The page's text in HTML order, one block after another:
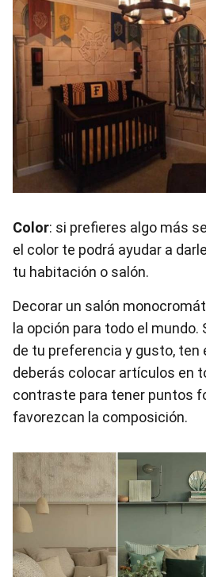
Color: si prefieres algo más
el color te podrá ayudar a
tu habitación o salón.
Decorar un salón
la opción para todo el mundo.
de tu preferencia y gusto, ten
deberás colocar artículos en
contraste para tener puntos
favorezcan la composición.